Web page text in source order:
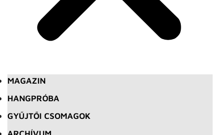
MAGAZIN
HANGPRÓBA
GYŰJTŐI CSOMAGOK